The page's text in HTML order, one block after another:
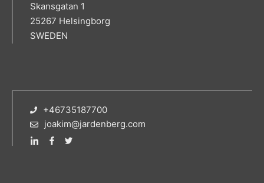
Skansgatan 1
25267 Helsingborg
SWEDEN
+46735187700
joakim@jardenberg.com